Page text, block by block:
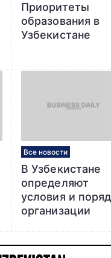
Приоритеты
образования в
Узбекистане
Все новости
В Узбекистане
определяют
условия и
организации